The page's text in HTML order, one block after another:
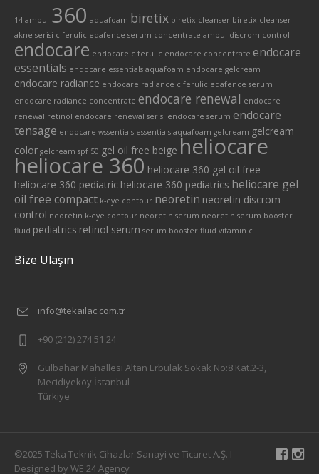
14 ampul 360 aquafoam biretix biretix cleanser biretix cleanser
akne serisi c ferulic edafence serum concentrate ampul discrom control
endocare endocare c ferulic endocare concentrate endocare
essentials endocare essentials aquafoam endocare gelcream
endocare radiance endocare radiance c ferulic edafence serum
endocare radiance concentrate endocare renewal endocare
renewal retinol endocare renewal serisi endocare serum endocare
tensage endocare wssentials essentials aquafoam gelcream gelcream
color gelcream spf 50 gel oil free beige heliocare
heliocare 360 heliocare 360 gel oil free
heliocare 360 pediatric heliocare 360 pediatrics heliocare gel
oil free compact k-eye contour neoretin neoretin discrom
control neoretin k-eye contour neoretin serum neoretin serum booster
fluid pediatrics retinol serum serum booster fluid vitamin c
Bize Ulaşın
info@tekailac.com.tr
+90 (212) 274 51 24
Gülbahar Mahallesi Altan Erbulak Sokak No:8 Kat.2-3,
Mecidiyeköy İstanbul
Türkiye
©2025 Teka Teknik Cihazlar Sanayi ve Ticaret A.Ş. I
Designed by WE'24 Agency